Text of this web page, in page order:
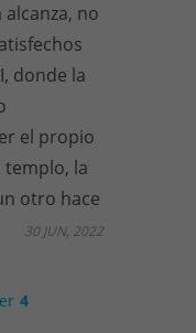
no
donde la
el propio
templo, la
otro hace
4
30 JUN, 2022